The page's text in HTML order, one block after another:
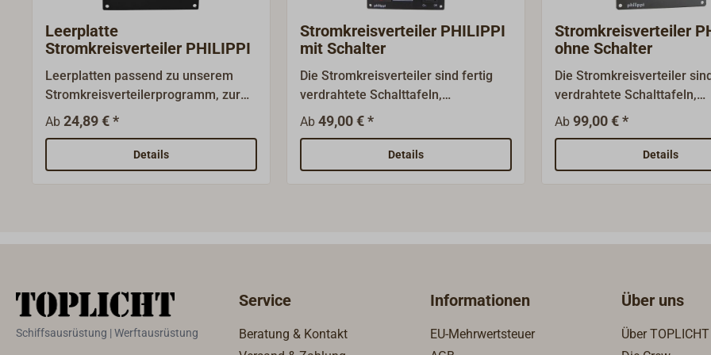
Reihenklemmen mit
Anschlusspaaren auf Hutschiene.
Leerplatte
Stromkreisverteiler PHILIPPI
Leerplatten passend zu unserem
Stromkreisverteilerprogramm, zur
individuellen Gestaltung, z. B. durch
größere Ausschnitte.
Kunststoffbeschichtete
Aluminiumtafel mit 4
Ab 24,89 € *
Details
Stromkreisverteiler PHILIPPI
mit Schalter
Die Stromkreisverteiler sind fertig
verdrahtete Schalttafeln,
ausgestattet mit den bewährten
thermischen Sicherungsautomaten
des deutschen Herstellers ETA, Typ
1140 8 Ampère.Die Trägerplatten
Leuchtdioden.Der Anschluss erfolgt
Flachsteckhülsen.Geeignet für 12 V-
Ab 49,00 € *
Details
Stromkreisverteiler
ohne Schalter
Die Stromkreisverteiler
verdrahtete Schalttafeln,
ausgestattet mit den
thermischen
des deutschen Herstellers
1140 8 Ampère.Die
für 12 Volt- oder 24 Volt-
Anfrage sind größere
mit Volt-/
Ab 99,00 € *
Details
Schiffsausrüstung | Werftausrüstung
Service
Beratung & Kontakt
Informationen
EU-Mehrwertsteuer
Über uns
Über TOPLICHT